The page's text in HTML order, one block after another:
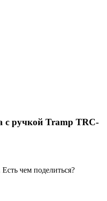
ручкой Tramp TRC-
чем поделиться?